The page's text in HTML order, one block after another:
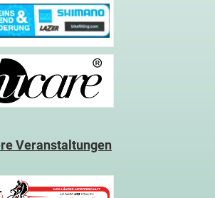
Veranstaltungen